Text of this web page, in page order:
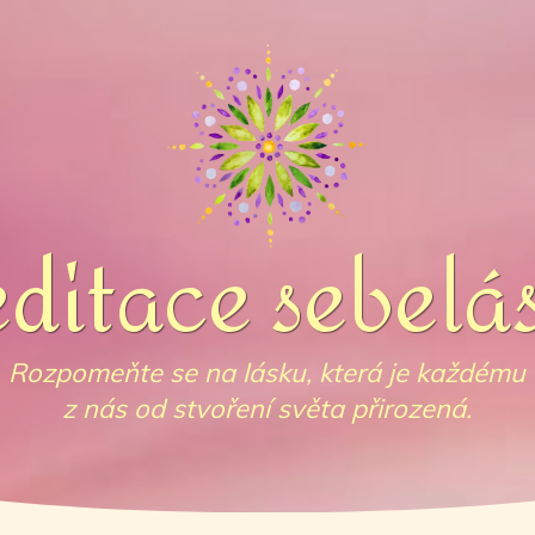
Rozpomeňte se na lásku, která je každému
z nás od stvoření světa přirozená.